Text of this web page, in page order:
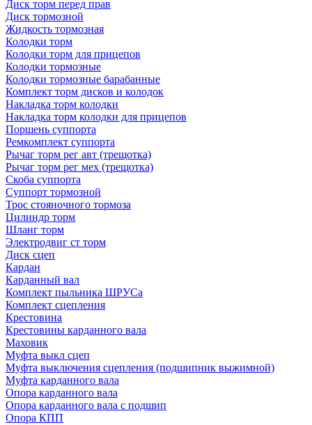
Диск торм перед прав
Диск тормозной
Жидкость тормозная
Колодки торм
Колодки торм для прицепов
Колодки тормозные
Колодки тормозные барабанные
Комплект торм дисков и колодок
Накладка торм колодки
Накладка торм колодки для прицепов
Поршень суппорта
Ремкомплект суппорта
Рычаг торм рег авт (трещотка)
Рычаг торм рег мех (трещотка)
Скоба суппорта
Суппорт тормозной
Трос стояночного тормоза
Цилиндр торм
Шланг торм
Электродвиг ст торм
Диск сцеп
Кардан
Карданный вал
Комплект пыльника ШРУСа
Комплект сцепления
Крестовина
Крестовины карданного вала
Маховик
Муфта выкл сцеп
Муфта выключения сцепления (подшипник выжимной)
Муфта карданного вала
Опора карданного вала
Опора карданного вала с подшип
Опора КПП